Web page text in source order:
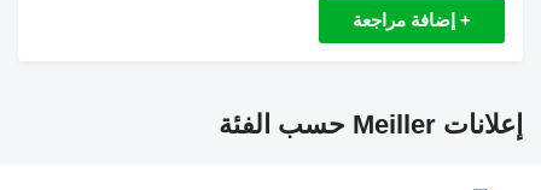
+ إضافة مراجعة
إعلانات Meiller حسب الفئة